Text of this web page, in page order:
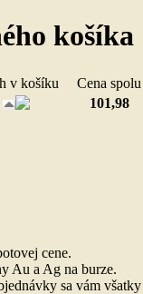
košíka
v košíku
Cena
101,98
cene.
Au a Ag na burze.
sa vám